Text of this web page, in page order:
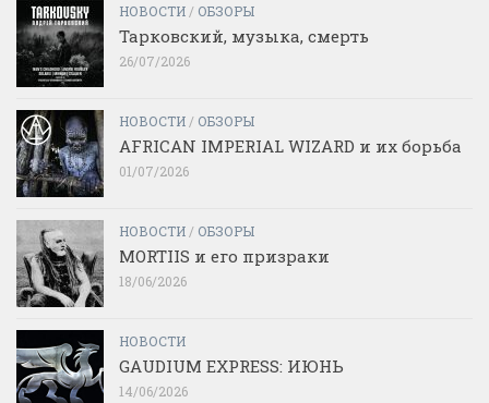
НОВОСТИ / ОБЗОРЫ
Тарковский, музыка, смерть
26/07/2026
НОВОСТИ / ОБЗОРЫ
AFRICAN IMPERIAL WIZARD и их борьба
01/07/2026
НОВОСТИ / ОБЗОРЫ
MORTIIS и его призраки
18/06/2026
НОВОСТИ
GAUDIUM EXPRESS: ИЮНЬ
14/06/2026